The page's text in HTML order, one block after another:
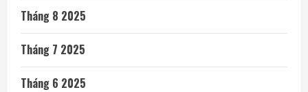
Tháng 8 2025
Tháng 7 2025
Tháng 6 2025